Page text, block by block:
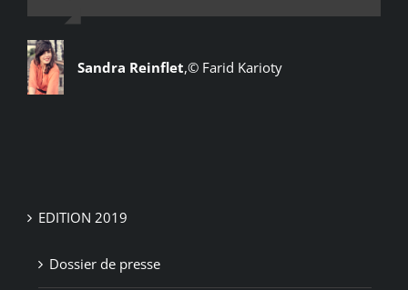
Sandra Reinflet,© Farid Karioty
EDITION 2019
Dossier de presse